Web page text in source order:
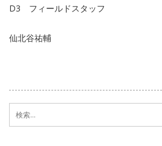
D3 フィールドスタッフ
仙北谷祐輔
索: